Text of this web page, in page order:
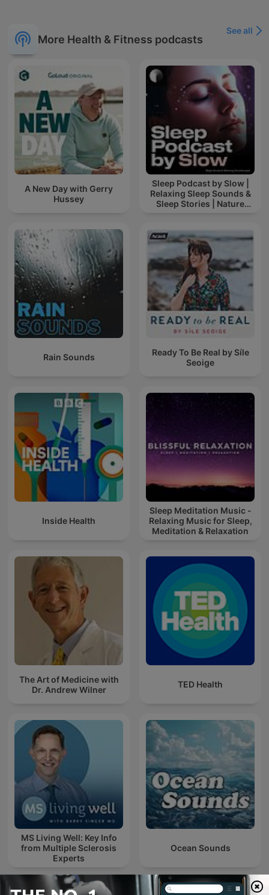
More Health & Fitness podcasts
See all
A New Day with Gerry
Hussey
Sleep Podcast by Slow |
Relaxing Sleep Sounds &
Sleep Stories | Nature
Rain Sounds
Ready To Be Real by Síle
Seoige
Inside Health
Sleep Meditation Music -
Relaxing Music for Sleep,
Meditation & Relaxation
The Art of Medicine with
Dr. Andrew Wilner
TED Health
MS Living Well: Key Info
from Multiple Sclerosis
Experts
Ocean Sounds